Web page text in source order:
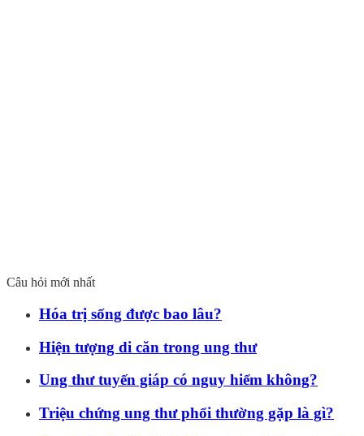
Câu hỏi mới nhất
Hóa trị sống được bao lâu?
Hiện tượng di căn trong ung thư
Ung thư tuyến giáp có nguy hiểm không?
Triệu chứng ung thư phổi thường gặp là gì?